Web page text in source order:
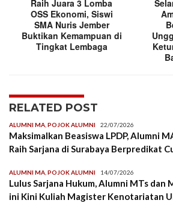
Raih Juara 3 Lomba
OSS Ekonomi, Siswi
SMA Nuris Jember
Buktikan Kemampuan di
Tingkat Lembaga
RELATED POST
ALUMNI MA POJOK ALUMNI 22/07/2026
Maksimalkan Beasiswa LPDP, Alumni
Raih Sarjana di Surabaya Berpredikat
ALUMNI MA POJOK ALUMNI 14/07/2026
Lulus Sarjana Hukum, Alumni MTs dan
ini Kini Kuliah Magister Kenotariatan